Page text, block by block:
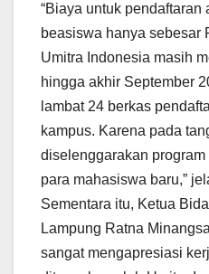
“Biaya untuk pendaftaran
beasiswa hanya sebesar
Umitra Indonesia masih
hingga akhir September
lambat 24 berkas
kampus. Karena pada
diselenggarakan
para mahasiswa baru,”
Sementara itu, Ketua
Lampung Ratna
sangat mengapresiasi